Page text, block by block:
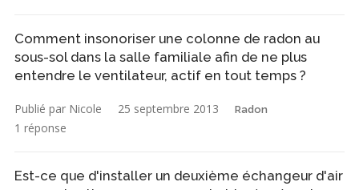
Comment insonoriser une colonne de radon au
sous-sol dans la salle familiale afin de ne plus
entendre le ventilateur, actif en tout temps ?
Publié par Nicole 25 septembre 2013 Radon
1 réponse
Est-ce que d'installer un deuxième échangeur d'air